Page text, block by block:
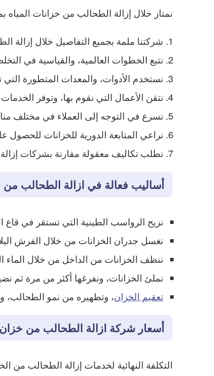
نمتاز خلال إزالة الطحالب من خزانات المياه
شركتنا ملمة بجميع التفاصيل خلال إزالة
نتبع الخطوات العالمية، والقياسية في
نستخدم الأدوات، والمعدات المتطورة
نتقن الأعمال التي نقوم بها، وتوفر
نسرع في التوجه إلى العملاء في مختلف
نراعي المتابعة الدورية للخزانات للحصول
نطلب تكاليف معقولة مقارنة بشركات
أساليب فعالة في ازالة الطحالب من
نزيح الرواسب الطينية التي تستقر في قاع
نغسل جدران الخزانات من خلال الفرش
ننظف الخزانات من الداخل من خلال الماء
نملئ الخزانات، ونفرغها أكثر من مرة ثم
تعقيم الخزان، وتطهيره من نمو الطحالب،
أسعار شركة ازالة الطحالب من خزان
التكلفة النهائية لخدمات إزالة الطحالب من